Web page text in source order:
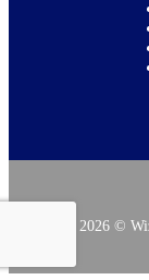
Copyright 2026 ©